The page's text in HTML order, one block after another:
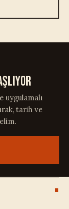
uygulamalı
tarih ve